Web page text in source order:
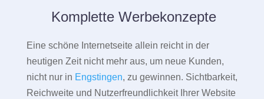
Komplette Werbekonzepte
Eine schöne Internetseite allein reicht in der
heutigen Zeit nicht mehr aus, um neue Kunden,
nicht nur in Engstingen, zu gewinnen. Sichtbarkeit,
Reichweite und Nutzerfreundlichkeit Ihrer Website